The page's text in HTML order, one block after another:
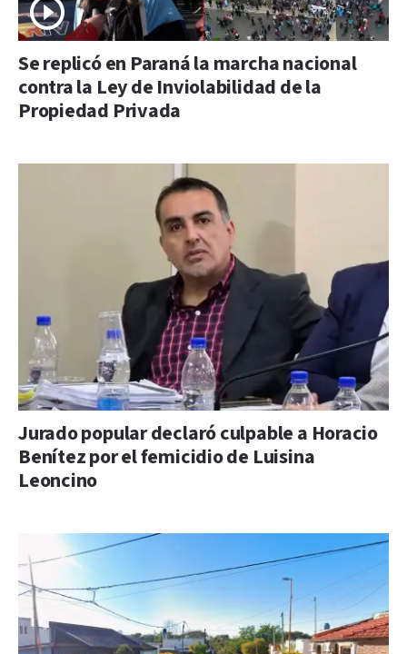
Se replicó en Paraná la marcha nacional
contra la Ley de Inviolabilidad de la
Propiedad Privada
Jurado popular declaró culpable a Horacio
Benítez por el femicidio de Luisina
Leoncino